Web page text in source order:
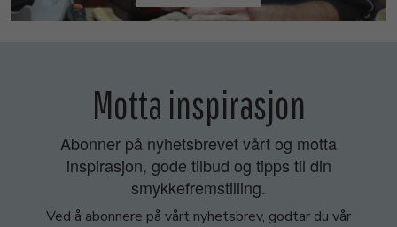
Motta inspirasjon
Abonner på nyhetsbrevet vårt og motta
inspirasjon, gode tilbud og tipps til din
smykkefremstilling.
Ved å abonnere på vårt nyhetsbrev, godtar du vår